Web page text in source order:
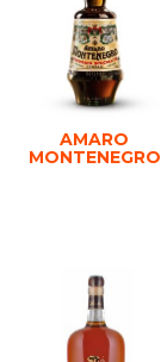
AMARO
MONTENEGRO